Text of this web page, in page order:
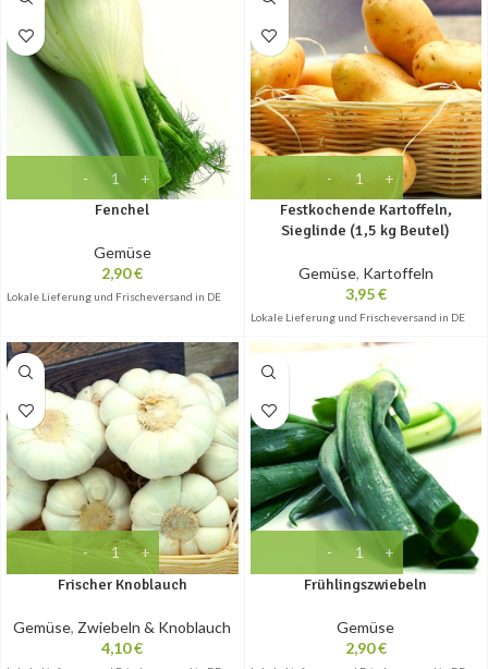
Fenchel
Gemüse
2,90€
Lokale Lieferung und Frischeversand in DE
Festkochende Kartoffeln,
Sieglinde (1,5 kg Beutel)
Gemüse, Kartoffeln
3,95€
Lokale Lieferung und Frischeversand in DE
Frischer Knoblauch
Gemüse, Zwiebeln & Knoblauch
4,10€
Frühlingszwiebeln
Gemüse
2,90€